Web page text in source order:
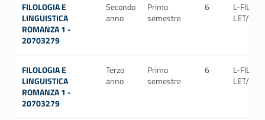
FILOLOGIA E
LINGUISTICA
ROMANZA 1 -
20703279
Secondo
anno
Primo
semestre
6
L-FIL-
LET/09
FILOLOGIA E
LINGUISTICA
ROMANZA 1 -
20703279
Terzo
anno
Primo
semestre
6
L-FIL-
LET/09